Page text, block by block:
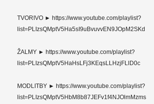
TVORIVO ► https://www.youtube.com/playlist?
list=PLIzsQMptV5Ha5sI9uBvuvvEN9JOpM2SKd
ŽALMY ► https://www.youtube.com/playlist?
list=PLIzsQMptV5HaHsLFj3KEqsLLHzjFLlD0c
MODLITBY ► https://www.youtube.com/playlist?
list=PLIzsQMptV5HbM8b87JEFv1f4NJOlmMzms